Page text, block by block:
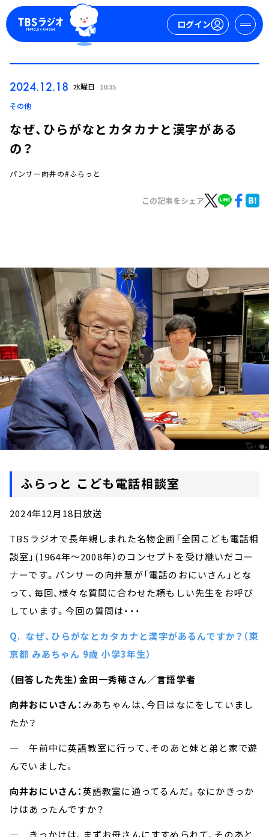
ログイン
お知らせ
イベント・グッズ
YouTube
会社情報
2024.12.18 水曜日 10:35
その他
なぜ、ひらがなとカタカナと漢字がある
の？
パンサー向井の#ふらっと
この記事をシェア
ふらっと こども電話相談室
2024年12月18日放送
TBSラジオで長年親しまれた名物企画「全国こども電話相
談室」(1964年～2008年）のコンセプトを受け継いだコー
ナーです。パンサーの向井慧が「電話のおにいさん」とな
って、毎回、様々な質問に合わせた頼もしい先生をお呼び
しています。今回の質問は・・・
Q. なぜ、ひらがなとカタカナと漢字があるんですか？（東
京都 みあちゃん 9歳 小学3年生）
（回答した先生）金田一秀穂さん／言語学者
向井おにいさん： みあちゃんは、今日はなにをしていまし
たか？
― 午前中に英語教室に行って、そのあと妹と弟と家で遊
んでいました。
向井おにいさん：英語教室に通ってるんだ。なにかきっか
けはあったんですか？
― きっかけは、まずお母さんにすすめられて、そのあと